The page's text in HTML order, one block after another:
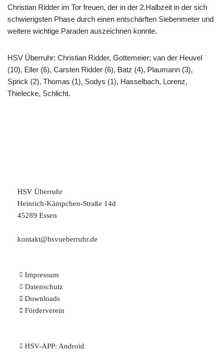
Christian Ridder im Tor freuen, der in der 2.Halbzeit in der sich
schwierigsten Phase durch einen entschärften Siebenmeter und
weitere wichtige Paraden auszeichnen konnte.
HSV Überruhr: Christian Ridder, Gottemeier; van der Heuvel
(10), Eller (6), Carsten Ridder (6), Batz (4), Plaumann (3),
Sprick (2), Thomas (1), Sodys (1), Hasselbach, Lorenz,
Thielecke, Schlicht.
HSV Überruhr
Heinrich-Kämpchen-Straße 14d
45289 Essen
kontakt@hsvueberruhr.de
Impressum
Datenschutz
Downloads
Förderverein
HSV-APP: Android